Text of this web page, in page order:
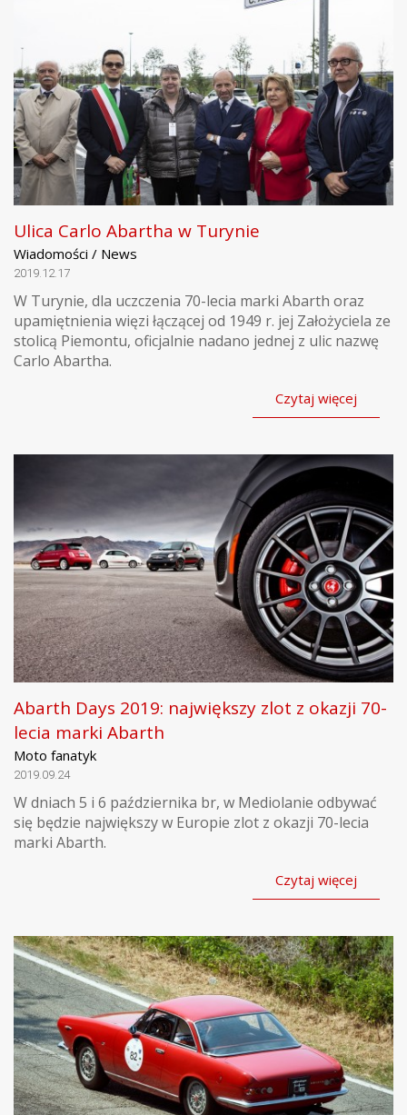
Ulica Carlo Abartha w Turynie
Wiadomości / News
2019.12.17
W Turynie, dla uczczenia 70-lecia marki Abarth oraz
upamiętnienia więzi łączącej od 1949 r. jej Założyciela ze
stolicą Piemontu, oficjalnie nadano jednej z ulic nazwę
Carlo Abartha.
Czytaj więcej
Abarth Days 2019: największy zlot z okazji 70-
lecia marki Abarth
Moto fanatyk
2019.09.24
W dniach 5 i 6 października br, w Mediolanie odbywać
się będzie największy w Europie zlot z okazji 70-lecia
marki Abarth.
Czytaj więcej